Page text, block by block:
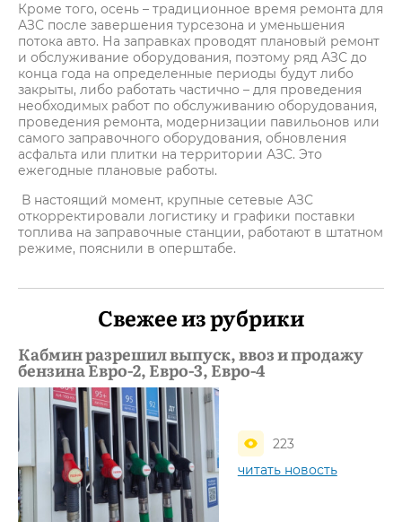
Кроме того, осень – традиционное время ремонта для
АЗС после завершения турсезона и уменьшения
потока авто. На заправках проводят плановый ремонт
и обслуживание оборудования, поэтому ряд АЗС до
конца года на определенные периоды будут либо
закрыты, либо работать частично – для проведения
необходимых работ по обслуживанию оборудования,
проведения ремонта, модернизации павильонов или
самого заправочного оборудования, обновления
асфальта или плитки на территории АЗС. Это
ежегодные плановые работы.
В настоящий момент, крупные сетевые АЗС
откорректировали логистику и графики поставки
топлива на заправочные станции, работают в штатном
режиме, пояснили в оперштабе.
Свежее из рубрики
Кабмин разрешил выпуск, ввоз и продажу
бензина Евро-2, Евро-3, Евро-4
223
читать новость